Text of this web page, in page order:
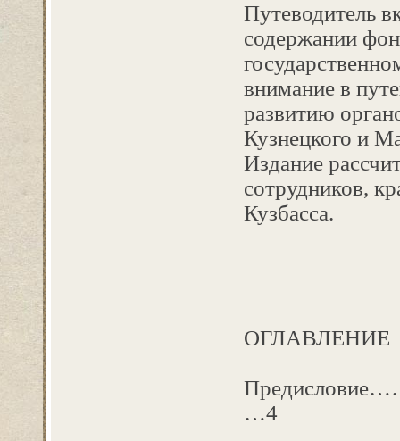
Путеводитель
содержании
внимание в
развитию
Кузнецкого и
Издание
сотрудников,
Кузбасса.
ОГЛАВЛЕНИЕ
…4